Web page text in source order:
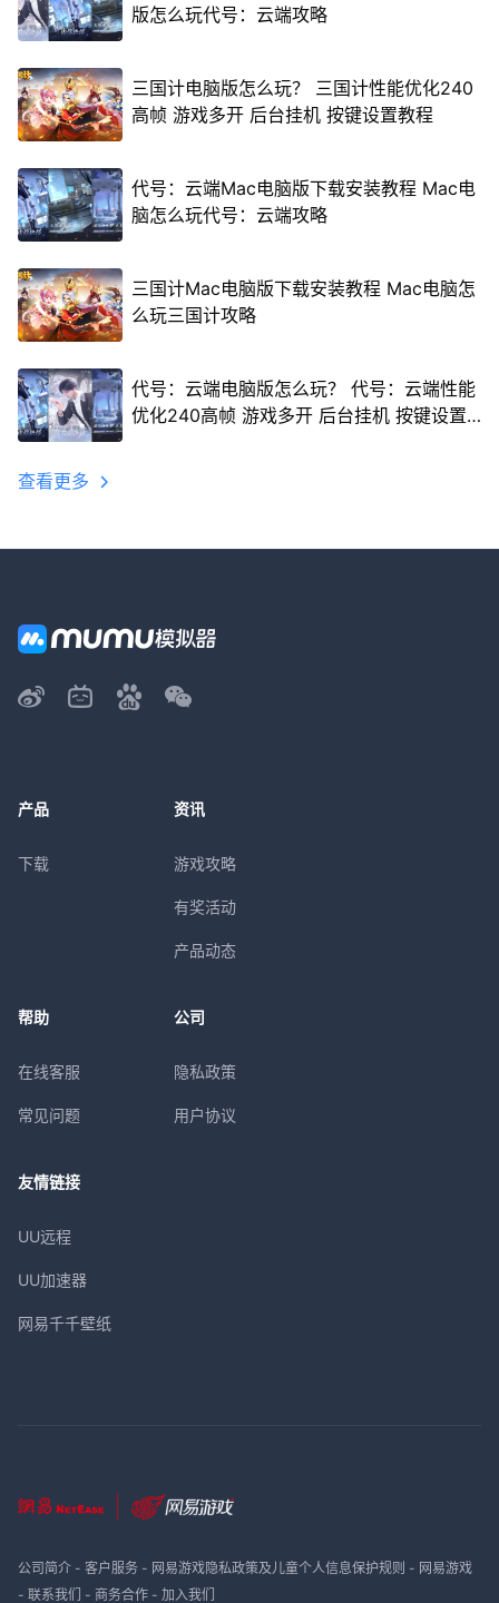
版怎么玩代号：云端攻略
三国计电脑版怎么玩？ 三国计性能优化240
高帧 游戏多开 后台挂机 按键设置教程
代号：云端Mac电脑版下载安装教程 Mac电
脑怎么玩代号：云端攻略
三国计Mac电脑版下载安装教程 Mac电脑怎
么玩三国计攻略
代号：云端电脑版怎么玩？ 代号：云端性能
优化240高帧 游戏多开 后台挂机 按键设置
查看更多
产品
下载
资讯
游戏攻略
有奖活动
产品动态
帮助
在线客服
常见问题
公司
隐私政策
用户协议
友情链接
UU远程
UU加速器
网易千千壁纸
公司简介- 客户服务- 网易游戏隐私政策及儿童个人信息保护规则 - 网易游戏
- 联系我们 - 商务合作- 加入我们